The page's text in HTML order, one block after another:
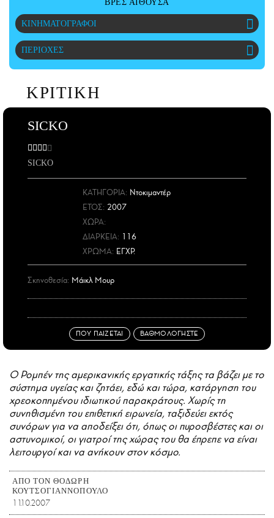
ΑΜΠΑ
PRINT
ΒΡΕΣ ΑΙΘΟΥΣΑ
ΚΙΝΗΜΑΤΟΓΡΑΦΟΙ
ΠΕΡΙΟΧΕΣ
ΚΡΙΤΙΚΗ
SICKO
SICKO
ΚΑΤΗΓΟΡΙΑ: Ντοκιμαντέρ
ΕΤΟΣ: 2007
ΧΩΡΑ:
ΔΙΑΡΚΕΙΑ: 116
ΧΡΩΜΑ: ΕΓΧΡ.
Σκηνοθεσία: Μάικλ Μουρ
ΠΟΥ ΠΑΙΖΕΤΑΙ ΒΑΘΜΟΛΟΓΗΣΤΕ
Ο Ρομπέν της αμερικανικής εργατικής τάξης τα βάζει με το
σύστημα υγείας και ζητάει, εδώ και τώρα, κατάργηση του
χρεοκοπημένου ιδιωτικού παρακράτους. Χωρίς τη
συνηθισμένη του επιθετική ειρωνεία, ταξιδεύει εκτός
συνόρων για να αποδείξει ότι, όπως οι πυροσβέστες και οι
αστυνομικοί, οι γιατροί της χώρας του θα έπρεπε να είναι
λειτουργοί και να ανήκουν στον κόσμο.
ΑΠΟ ΤΟΝ ΘΟΔΩΡΗ
ΚΟΥΤΣΟΓΙΑΝΝΟΠΟΥΛΟ
11.10.2007